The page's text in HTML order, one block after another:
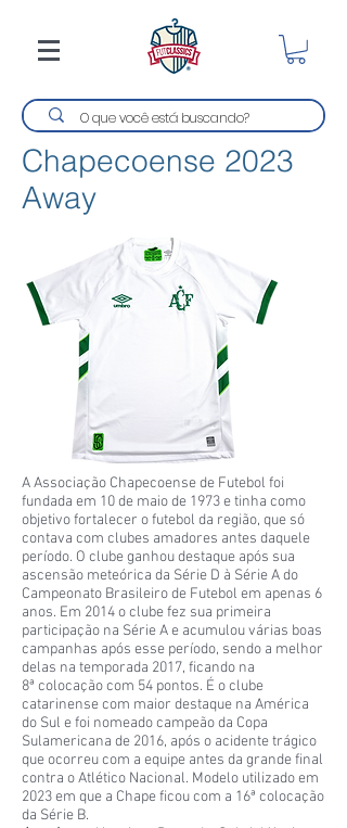
Chapecoense 2023
Away
A Associação Chapecoense de Futebol foi
fundada em 10 de maio de 1973 e tinha como
objetivo fortalecer o futebol da região, que só
contava com clubes amadores antes daquele
período. O clube ganhou destaque após sua
ascensão meteórica da Série D à Série A do
Campeonato Brasileiro de Futebol em apenas 6
anos. Em 2014 o clube fez sua primeira
participação na Série A e acumulou várias boas
campanhas após esse período, sendo a melhor
delas na temporada 2017, ficando na
8ª colocação com 54 pontos. É o clube
catarinense com maior destaque na América
do Sul e foi nomeado campeão da Copa
Sulamericana de 2016, após o acidente trágico
que ocorreu com a equipe antes da grande final
contra o Atlético Nacional. Modelo utilizado em
2023 em que a Chape ficou com a 16ª colocação
da Série B.